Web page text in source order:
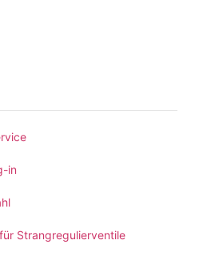
in
Strangregulierventile